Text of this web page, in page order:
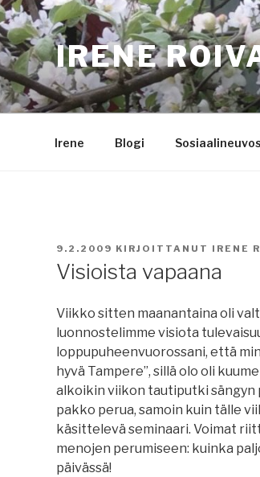
IRENE
Irene Blogi Sosiaalineuvos
JULKAISTU
9.2.2009 KIRJOITTANUT IRENE
Visioista vapaana
Viikko sitten maanantaina oli
luonnostelimme visiota
loppupuheenvuorossani, että
hyvä Tampere”, sillä olo oli
alkoikin viikon tautiputki sängyn
pakko perua, samoin kuin tälle
käsittelevä seminaari. Voimat
menojen perumiseen: kuinka
päivässä!